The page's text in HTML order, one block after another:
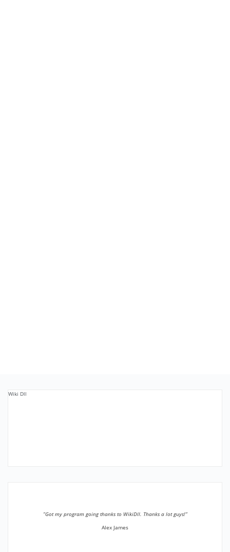
Wiki Dll
”Got my program going thanks to WikiDll. Thanks a lot guys!”
Alex James